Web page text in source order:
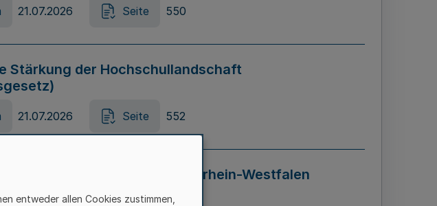
21.07.2026 Seite 550
Stärkung der Hochschullandschaft
21.07.2026 Seite 552
von Diskriminierung in Nordrhein-Westfalen
– LADG NRW)
entweder allen Cookies zustimmen,